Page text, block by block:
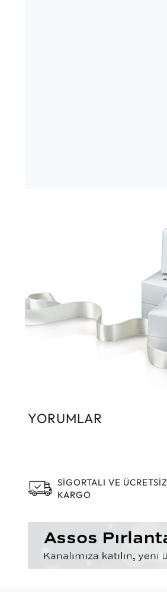
YORUMLAR
SİGORTALI VE ÜCRETSİZ
KARGO